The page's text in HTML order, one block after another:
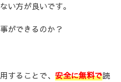
い方が良いです。
ができるのか？
することで、 安全に無料で読